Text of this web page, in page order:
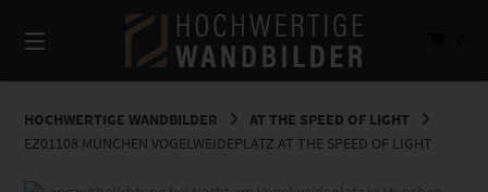
zum
Inhalt
HOCHWERTIGE WANDBILDER
AT THE SPEED OF LIGHT
EZ01108 MÜNCHEN VOGELWEIDEPLATZ AT THE SPEED OF LIGHT